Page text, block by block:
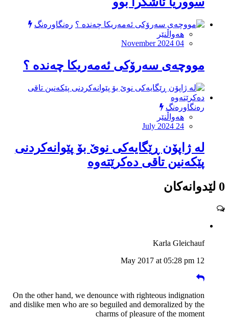
رەنگاورەنگ
هەواڵنێر
November 2024 04
مووچەی سەرۆكی ئەمەریكا چەندە ؟
رەنگاورەنگ
هەواڵنێر
July 2024 24
لە ژاپۆن ڕێگایەکی نوێ بۆ پێوانەکردنی
پێکەنین تاقی دەکرێتەوە
0 لێدوانەکان
Karla Gleichauf
12 May 2017 at 05:28 pm
On the other hand, we denounce with righteous indignation
and dislike men who are so beguiled and demoralized by the
charms of pleasure of the moment